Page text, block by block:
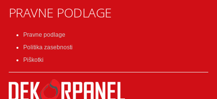
PRAVNE PODLAGE
Pravne podlage
Politika zasebnosti
Piškotki